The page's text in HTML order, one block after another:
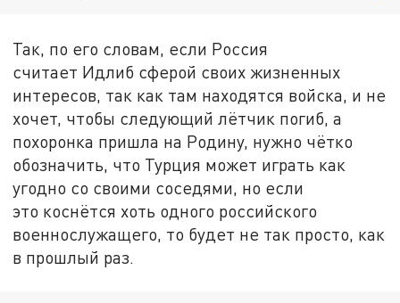
Так, по его словам, если Россия
считает Идлиб сферой своих жизненных
интересов, так как там находятся войска, и не
хочет, чтобы следующий лётчик погиб, а
похоронка пришла на Родину, нужно чётко
обозначить, что Турция может играть как
угодно со своими соседями, но если
это коснётся хоть одного российского
военнослужащего, то будет не так просто, как
в прошлый раз.